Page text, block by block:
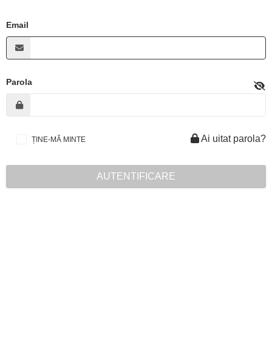
Email
Parola
ȚINE-MĂ MINTE Ai uitat parola?
AUTENTIFICARE